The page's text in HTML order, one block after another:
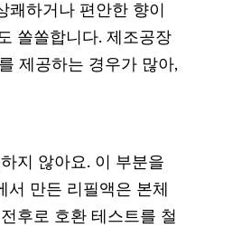
하거나 편안한 향이
쏠쏠합니다. 제조공장
제공하는 경우가 많아,
지 않아요. 이 부분을
만든 리필액은 본체
후로 호환 테스트를 철